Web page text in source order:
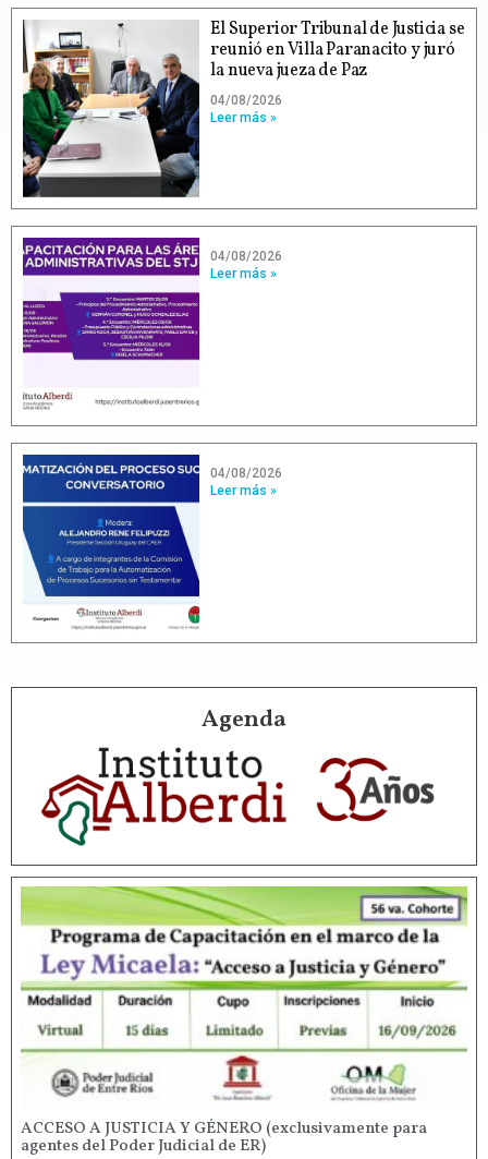
El Superior Tribunal de Justicia se
reunió en Villa Paranacito y juró
la nueva jueza de Paz
04/08/2026
Leer más »
04/08/2026
Leer más »
04/08/2026
Leer más »
Agenda
ACCESO A JUSTICIA Y GÉNERO (exclusivamente para
agentes del Poder Judicial de ER)